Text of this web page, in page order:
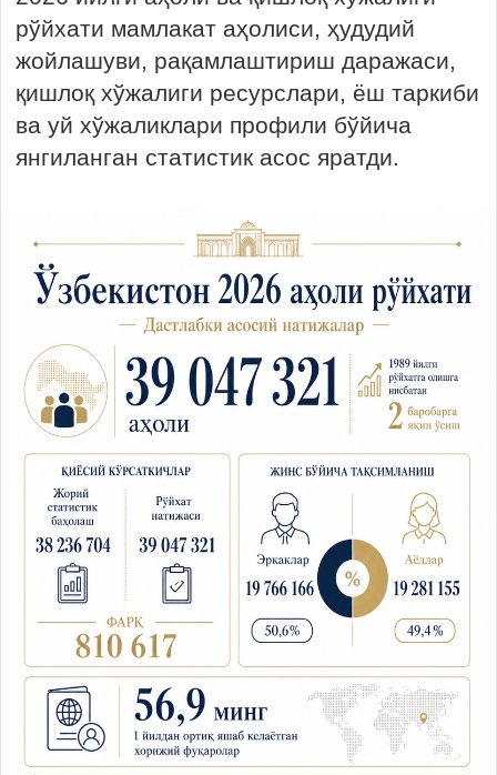
рўйхати мамлакат аҳолиси, ҳудудий
жойлашуви, рақамлаштириш даражаси,
қишлоқ хўжалиги ресурслари, ёш таркиби
ва уй хўжаликлари профили бўйича
янгиланган статистик асос яратди.